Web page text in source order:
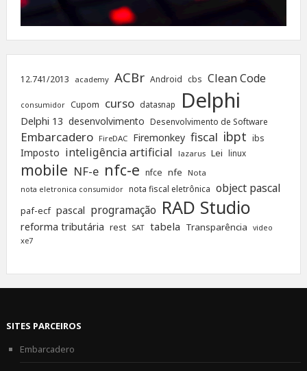
12.741/2013 academy ACBr Android cbs Clean Code
consumidor Cupom curso datasnap Delphi
Delphi 13 desenvolvimento Desenvolvimento de Software
Embarcadero FireDAC Firemonkey fiscal ibpt ibs
Imposto inteligência artificial lazarus Lei linux
mobile NF-e nfc-e nfce nfe Nota
nota eletronica consumidor nota fiscal eletrônica object pascal
paf-ecf pascal programação RAD Studio
reforma tributária rest SAT tabela Transparência video
xe7
SITES PARCEIROS
Embarcadero